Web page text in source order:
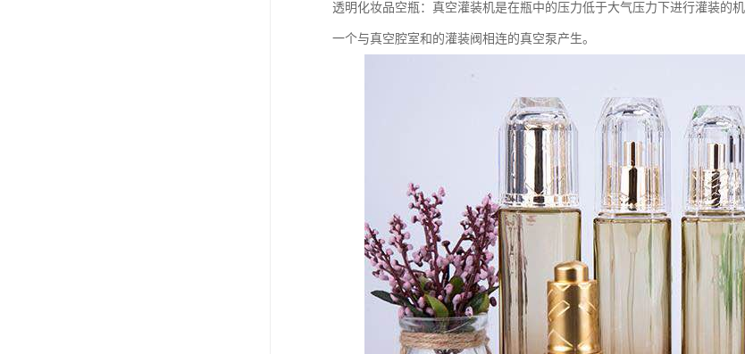
透明化妆品空瓶：真空灌装机是在瓶中的压力低于大气压力下进行灌装的
一个与真空腔室和的灌装阀相连的真空泵产生。